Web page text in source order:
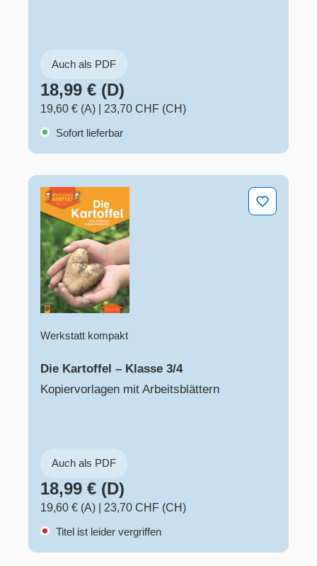
Auch als PDF
18,99 € (D)
19,60 € (A)
23,70 CHF (CH)
Sofort lieferbar
Die Kartoffel – Klasse 3/4
Werkstatt kompakt
Die Kartoffel – Klasse 3/4
Kopiervorlagen mit Arbeitsblättern
Auch als PDF
18,99 € (D)
19,60 € (A)
23,70 CHF (CH)
Titel ist leider vergriffen